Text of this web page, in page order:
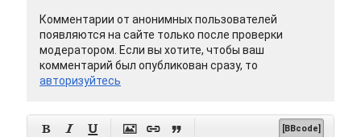
Комментарии от анонимных пользователей
появляются на сайте только после проверки
модератором. Если вы хотите, чтобы ваш
комментарий был опубликован сразу, то
авторизуйтесь
      [BBcode]